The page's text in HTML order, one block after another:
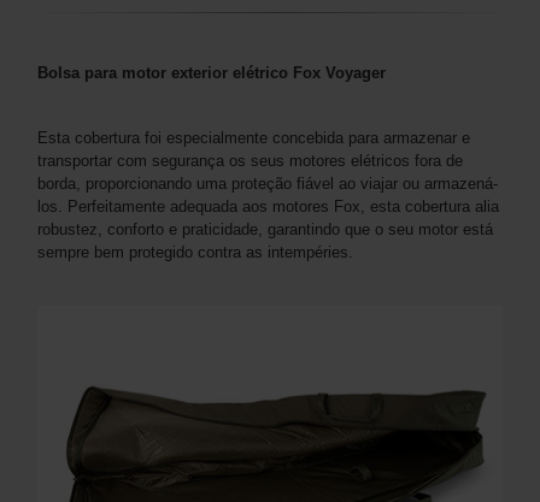
Bolsa para motor exterior elétrico Fox Voyager
Esta cobertura foi especialmente concebida para armazenar e
transportar com segurança os seus motores elétricos fora de
borda, proporcionando uma proteção fiável ao viajar ou armazená-
los. Perfeitamente adequada aos motores Fox, esta cobertura alia
robustez, conforto e praticidade, garantindo que o seu motor está
sempre bem protegido contra as intempéries.